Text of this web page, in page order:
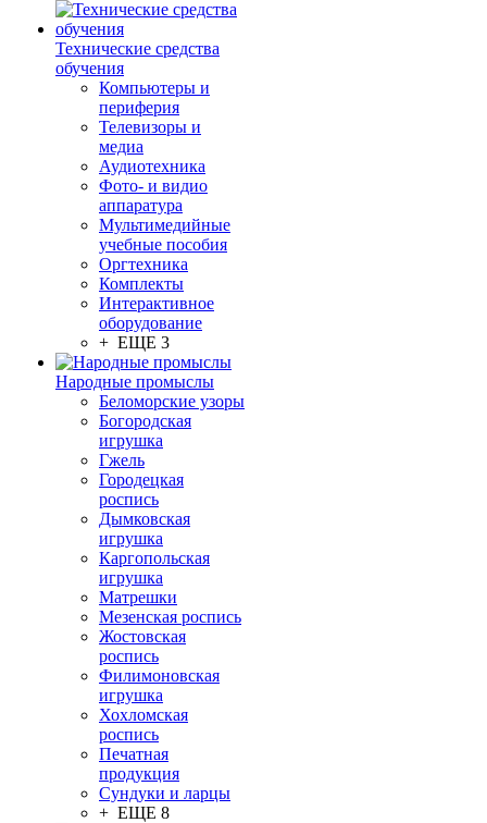
Технические средства
обучения
Компьютеры и
периферия
Телевизоры и
медиа
Аудиотехника
Фото- и видио
аппаратура
Мультимедийные
учебные пособия
Оргтехника
Комплекты
Интерактивное
оборудование
+ ЕЩЕ 3
Народные промыслы
Беломорские узоры
Богородская
игрушка
Гжель
Городецкая
роспись
Дымковская
игрушка
Каргопольская
игрушка
Матрешки
Мезенская роспись
Жостовская
роспись
Филимоновская
игрушка
Хохломская
роспись
Печатная
продукция
Сундуки и ларцы
+ ЕЩЕ 8